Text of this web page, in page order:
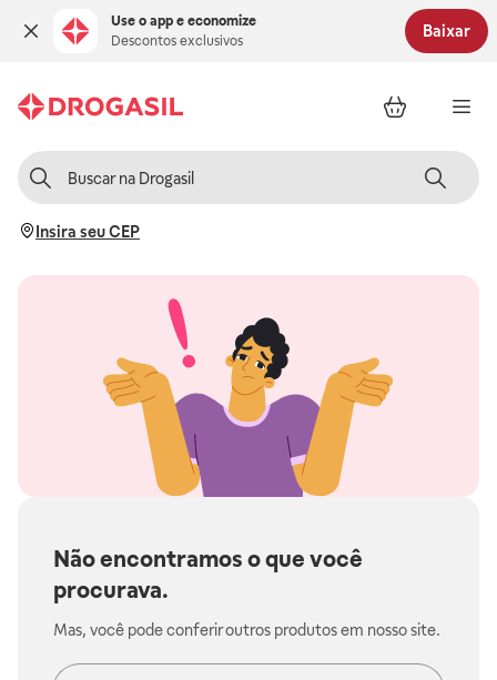
Use o app e economize
Descontos exclusivos
Baixar
Insira seu CEP
Não encontramos o que você
procurava.
Mas, você pode conferir outros produtos em nosso site.